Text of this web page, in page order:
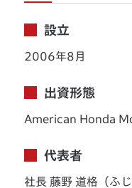
設立
2006年8月
出資形態
American Honda
代表者
社長 藤野 道格（ふ